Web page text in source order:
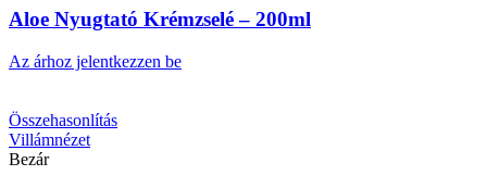
Aloe Nyugtató Krémzselé – 200ml
Az árhoz jelentkezzen be
Összehasonlítás
Villámnézet
Bezár